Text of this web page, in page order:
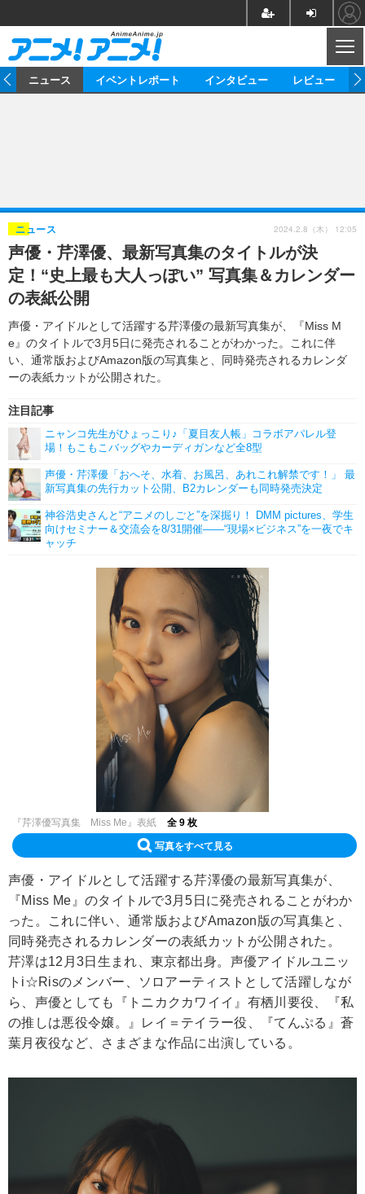
ゲーム グッズ
イベント 海外
海外イベント ビジネス
俳優・タレント アーティスト
ビジネス
アニメ 実写
書評
ゲーム 座談会
動画
アニメ
アニメ！アニメ！TV ABEMA Cafe
連載・コラム
ニュース イベントレポート インタビュー レビュー
声優・芹澤優、最新写真集のタイトルが決
定！“史上最も大人っぽい” 写真集＆カレンダー
の表紙公開
声優・アイドルとして活躍する芹澤優の最新写真集が、『Miss M
e』のタイトルで3月5日に発売されることがわかった。これに伴
い、通常版およびAmazon版の写真集と、同時発売されるカレンダ
ーの表紙カットが公開された。
ニュース
注目記事
ニャンコ先生がひょっこり♪「夏目友人帳」コラボアパレル登
場！もこもこバッグやカーディガンなど全8型
声優・芹澤優「おへそ、水着、お風呂、あれこれ解禁です！」 最
新写真集の先行カット公開、B2カレンダーも同時発売決定
神谷浩史さんと“アニメのしごと”を深掘り！ DMM pictures、学生
向けセミナー＆交流会を8/31開催――“現場×ビジネス”を一夜でキ
ャッチ
2024.2.8（木） 12:05
『芹澤優写真集 Miss Me』表紙 全 9 枚
写真をすべて見る
声優・アイドルとして活躍する芹澤優の最新写真集が、
『Miss Me』のタイトルで3月5日に発売されることがわか
った。これに伴い、通常版およびAmazon版の写真集と、
同時発売されるカレンダーの表紙カットが公開された。
芹澤は12月3日生まれ、東京都出身。声優アイドルユニッ
トi☆Risのメンバー、ソロアーティストとして活躍しなが
ら、声優としても『トニカクカワイイ』有栖川要役、『私
の推しは悪役令嬢。』レイ＝テイラー役、『てんぷる』蒼
葉月夜役など、さまざまな作品に出演している。